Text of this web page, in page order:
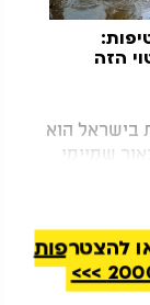
הזה
בישראל הוא
שמיימי
נוצץ מעל
כותב
הזה
קיים
להצטרפות